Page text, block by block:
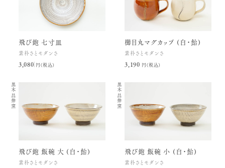
飛び鉋 七寸皿
素朴さとモダンさ
3,080円(税込)
櫛目丸マグカップ (白・飴)
素朴さとモダンさ
3,190円(税込)
黒木昌伸窯
飛び鉋 飯碗 大 (白・飴)
素朴さとモダンさ
黒木昌伸窯
飛び鉋 飯碗 小 (白・飴)
素朴さとモダンさ